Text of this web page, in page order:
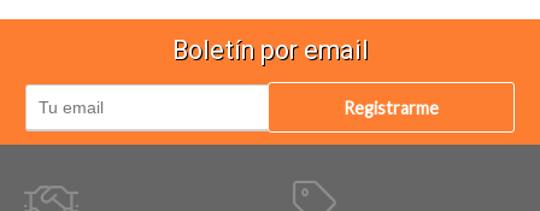
Boletín por email
Registrarme